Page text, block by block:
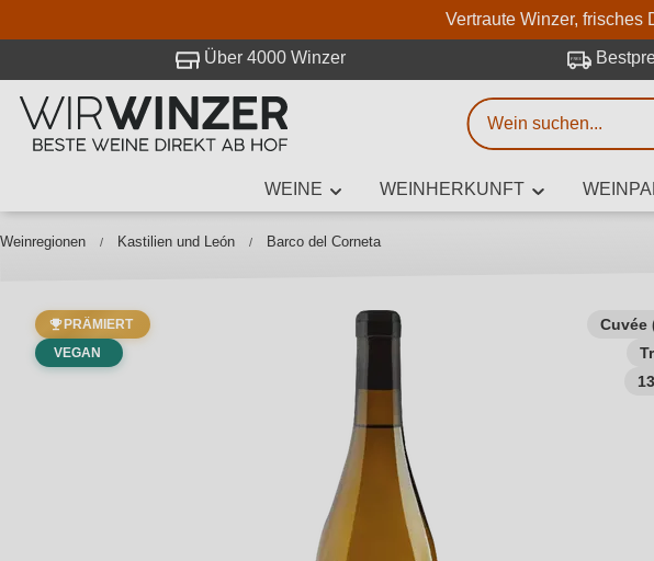
Vertraute Winzer, frisches
Über 4000 Winzer
WEINE WEINHERKUNFT
Weinregionen Kastilien und León Barco del Corneta
Cuvée
PRÄMIERT
VEGAN
Weinsuche
Mindestens 3 Zeichen eingeben
Beschreiben Sie, welchen
Rebsorte,
bei WirWinzer.